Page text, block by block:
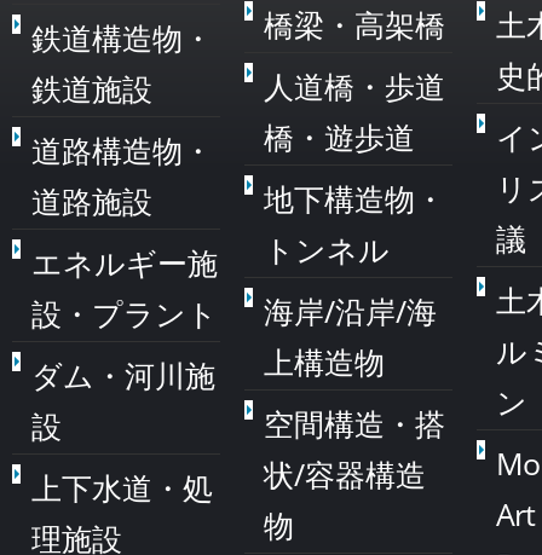
鉄道構造物・
鉄道施設
道路構造物・
道路施設
エネルギー施
設・プラント
ダム・河川施
設
上下水道・処
理施設
橋梁・高架橋
人道橋・歩道
橋・遊歩道
地下構造物・
トンネル
海岸/沿岸/海
上構造物
空間構造・搭
状/容器構造
物
土
史
イ
リ
議
土
ル
ン